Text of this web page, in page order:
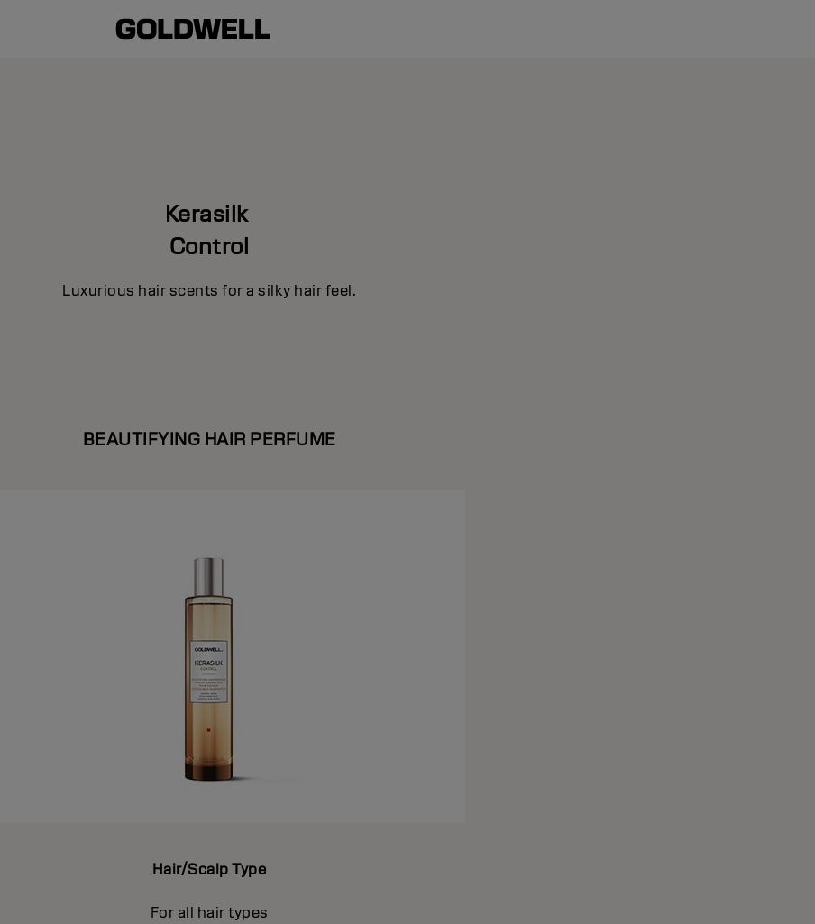
Kerasilk
Control
Luxurious hair scents for a silky hair feel.
BEAUTIFYING HAIR PERFUME
Hair/Scalp Type
For all hair types